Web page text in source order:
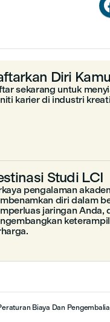
Diri
sekarang untuk
karier di industri
Studi LCI
pengalaman
diri dalam
jaringan Anda,
Biaya Dan